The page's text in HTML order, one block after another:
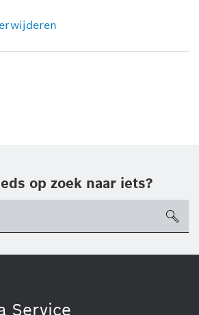
op zoek naar iets?
Service